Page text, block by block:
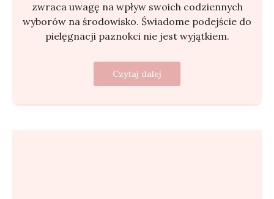
zwraca uwagę na wpływ swoich codziennych
wyborów na środowisko. Świadome podejście do
pielęgnacji paznokci nie jest wyjątkiem.
Czytaj dalej